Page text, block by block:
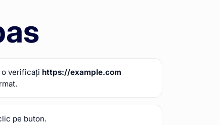
o verificați https://example.com
pe buton.